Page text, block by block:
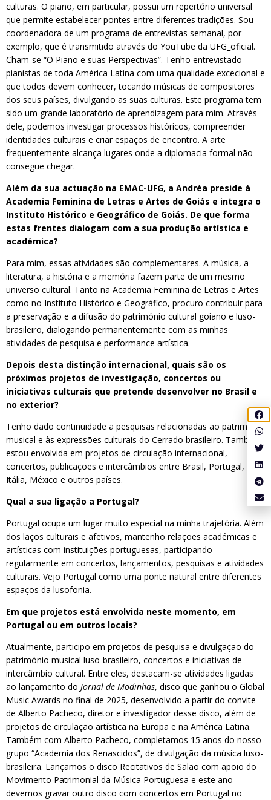
culturas. O piano, em particular, possui um repertório universal
que permite estabelecer pontes entre diferentes tradições. Sou
coordenadora de um programa de entrevistas semanal, por
exemplo, que é transmitido através do YouTube da UFG_oficial.
Cham-se “O Piano e suas Perspectivas”. Tenho entrevistado
pianistas de toda América Latina com uma qualidade excecional e
que todos devem conhecer, tocando músicas de compositores
dos seus países, divulgando as suas culturas. Este programa tem
sido um grande laboratório de aprendizagem para mim. Através
dele, podemos investigar processos históricos, compreender
identidades culturais e criar espaços de encontro. A arte
frequentemente alcança lugares onde a diplomacia formal não
consegue chegar.
Além da sua actuação na EMAC-UFG, a Andréa preside à
Academia Feminina de Letras e Artes de Goiás e integra o
Instituto Histórico e Geográfico de Goiás. De que forma
estas frentes dialogam com a sua produção artística e
académica?
Para mim, essas atividades são complementares. A música, a
literatura, a história e a memória fazem parte de um mesmo
universo cultural. Tanto na Academia Feminina de Letras e Artes
como no Instituto Histórico e Geográfico, procuro contribuir para
a preservação e a difusão do património cultural goiano e luso-
brasileiro, dialogando permanentemente com as minhas
atividades de pesquisa e performance artística.
Depois desta distinção internacional, quais são os
próximos projetos de investigação, concertos ou
iniciativas culturais que pretende desenvolver no Brasil e
no exterior?
Tenho dado continuidade a pesquisas relacionadas ao património
musical e às expressões culturais do Cerrado brasileiro. Também
estou envolvida em projetos de circulação internacional,
concertos, publicações e intercâmbios entre Brasil, Portugal,
Itália, México e outros países.
Qual a sua ligação a Portugal?
Portugal ocupa um lugar muito especial na minha trajetória. Além
dos laços culturais e afetivos, mantenho relações académicas e
artísticas com instituições portuguesas, participando
regularmente em concertos, lançamentos, pesquisas e atividades
culturais. Vejo Portugal como uma ponte natural entre diferentes
espaços da lusofonia.
Em que projetos está envolvida neste momento, em
Portugal ou em outros locais?
Atualmente, participo em projetos de pesquisa e divulgação do
património musical luso-brasileiro, concertos e iniciativas de
intercâmbio cultural. Entre eles, destacam-se atividades ligadas
ao lançamento do Jornal de Modinhas, disco que ganhou o Global
Music Awards no final de 2025, desenvolvido a partir do convite
de Alberto Pacheco, diretor e investigador desse disco, além de
projetos de circulação artística na Europa e na América Latina.
Também com Alberto Pacheco, completamos 15 anos do nosso
grupo “Academia dos Renascidos”, de divulgação da música luso-
brasileira. Lançamos o disco Recitativos de Salão com apoio do
Movimento Patrimonial da Música Portuguesa e este ano
devemos gravar outro disco com concertos em Portugal no